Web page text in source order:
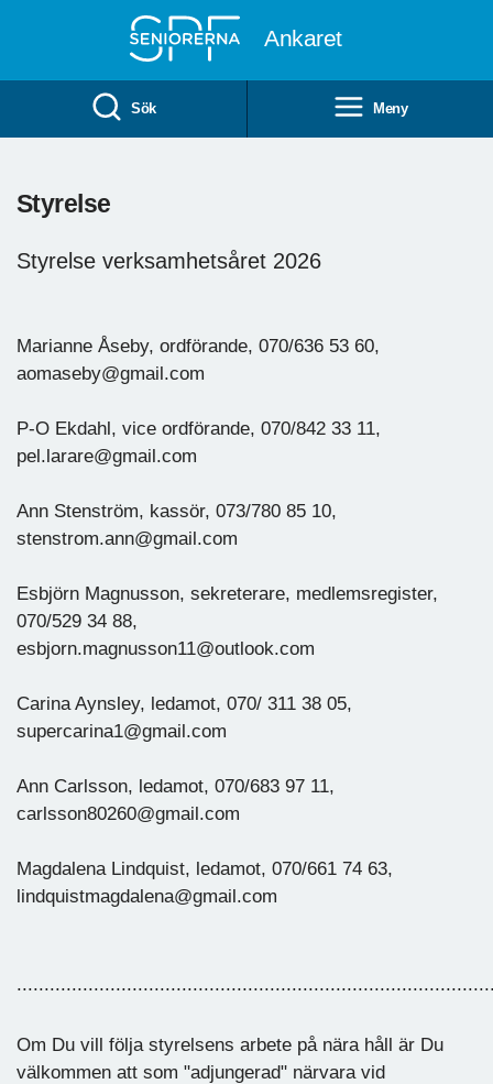
Ankaret
Sök Meny
Styrelse
Styrelse verksamhetsåret 2026
Marianne Åseby, ordförande, 070/636 53 60,
aomaseby@gmail.com
P-O Ekdahl, vice ordförande, 070/842 33 11,
pel.larare@gmail.com
Ann Stenström, kassör, 073/780 85 10,
stenstrom.ann@gmail.com
Esbjörn Magnusson, sekreterare, medlemsregister,
070/529 34 88,
esbjorn.magnusson11@outlook.com
Carina Aynsley, ledamot, 070/ 311 38 05,
supercarina1@gmail.com
Ann Carlsson, ledamot, 070/683 97 11,
carlsson80260@gmail.com
Magdalena Lindquist, ledamot, 070/661 74 63,
lindquistmagdalena@gmail.com
Om Du vill följa styrelsens arbete på nära håll är Du
välkommen att som "adjungerad" närvara vid